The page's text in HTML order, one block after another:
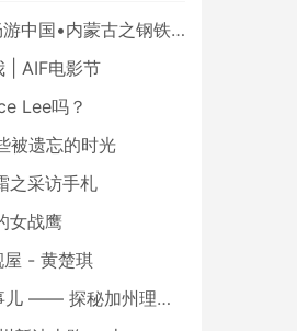
中国•内蒙古之钢铁骄子，魅力包头
| AIF电影节
Lee吗？
被遗忘的时光
之采访手札
女战鹰
屋 - 黄楚琪
加州理工学院Caltech博士生活 [上集]